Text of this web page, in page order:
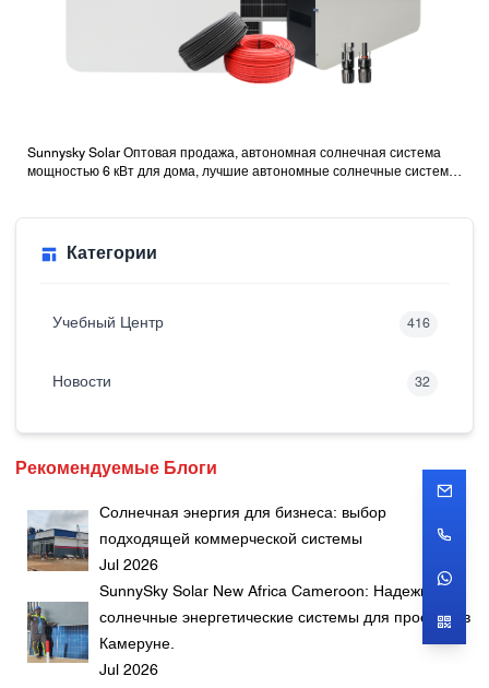
Sunnysky Solar Оптовая продажа, автономная солнечная система
мощностью 6 кВт для дома, лучшие автономные солнечные системы
Категории
Учебный Центр 416
Новости 32
Рекомендуемые Блоги
Солнечная энергия для бизнеса: выбор
подходящей коммерческой системы
Jul 2026
SunnySky Solar New Africa Cameroon: Надежные
солнечные энергетические системы для проектов в
Камеруне.
Jul 2026